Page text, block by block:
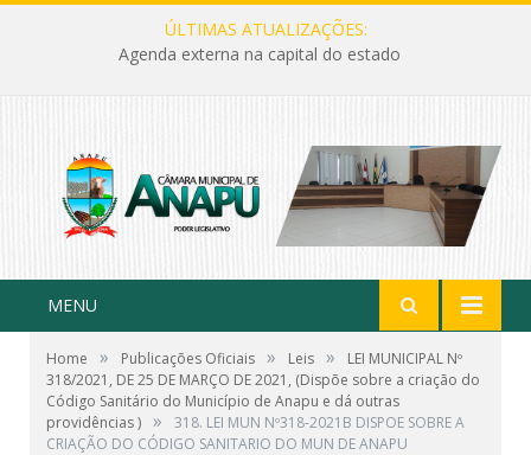
ÚLTIMAS ATUALIZAÇÕES:
Agenda externa na capital do estado
MENU
Home » Publicações Oficiais » Leis »
LEI MUNICIPAL Nº
318/2021, DE 25 DE MARÇO DE 2021, (Dispõe sobre a criação do
Código Sanitário do Município de Anapu e dá outras
providências ) »
318. LEI MUN Nº318-2021B DISPOE SOBRE A
CRIAÇÃO DO CÓDIGO SANITARIO DO MUN DE ANAPU